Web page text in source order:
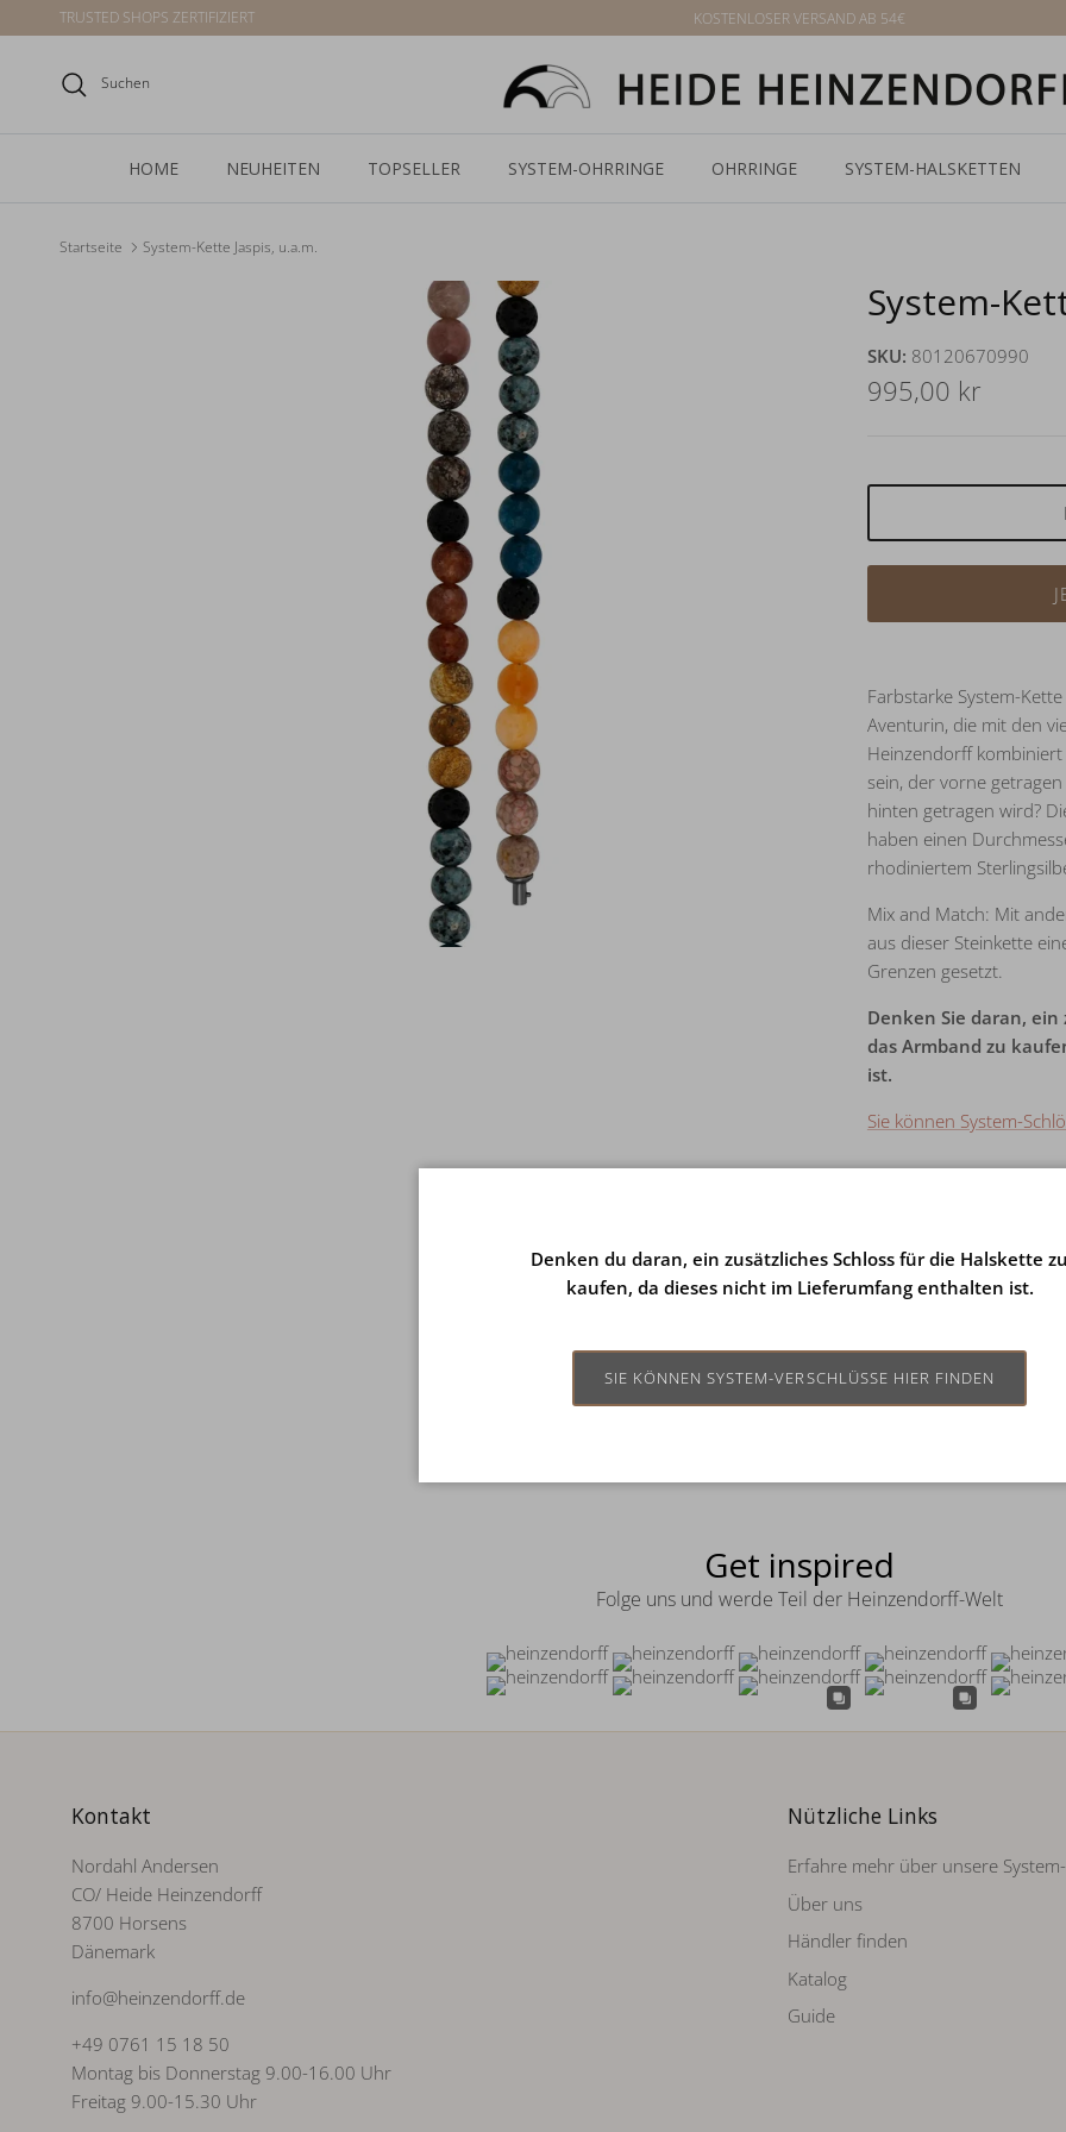
Direkt zum Inhalt
TRUSTED SHOPS ZERTIFIZIERT KOSTENLOSER VERSAND AB 54€
Suchen
HOME NEUHEITEN TOPSELLER SYSTEM-OHRRINGE OHRRINGE SYSTEM-HALSKETTEN
Startseite System-Kette Jaspis, u.a.m.
System-
SKU: 80120670990
995,00 kr
Farbstarke System-
Aventurin, die mit den
Heinzendorff
sein, der vorne
hinten getragen wird?
haben einen
rhodiniertem
Mix and Match: Mit
aus dieser Steinkette
Grenzen gesetzt.
Denken Sie daran, ein
das Armband zu
ist.
Sie können System-
Plejeanvisninger
Denken du daran, ein zusätzliches Schloss für die Halskette zu
kaufen, da dieses nicht im Lieferumfang enthalten ist.
SIE KÖNNEN SYSTEM-VERSCHLÜSSE HIER FINDEN
Get inspired
Folge uns und werde Teil der Heinzendorff-Welt
Kontakt
Nordahl Andersen
CO/ Heide Heinzendorff
8700 Horsens
Dänemark
info@heinzendorff.de
+49 0761 15 18 50
Montag bis Donnerstag 9.00-16.00 Uhr
Freitag 9.00-15.30 Uhr
Nützliche Links
Erfahre mehr über unsere
Über uns
Händler finden
Katalog
Guide